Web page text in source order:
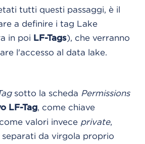
tutti questi passaggi, è il
a definire i tag Lake
in poi LF-Tags), che verranno
l'accesso al data lake.
sotto la scheda Permissions
LF-Tag, come chiave
valori invece private,
separati da virgola proprio